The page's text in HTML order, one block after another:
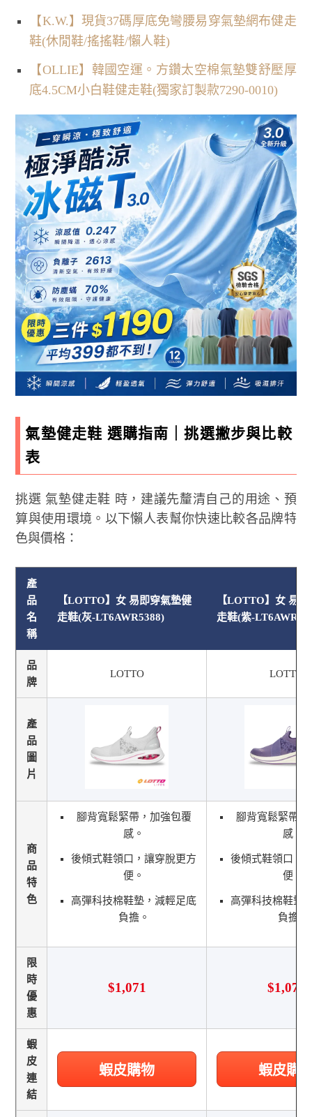
【K.W.】現貨37碼厚底免彎腰易穿氣墊網布健走
鞋(休閒鞋/搖搖鞋/懶人鞋)
【OLLIE】韓國空運。方鑽太空棉氣墊雙舒壓厚
底4.5CM小白鞋健走鞋(獨家訂製款7290-0010)
氣墊健走鞋 選購指南｜挑選撇步與比較
表
挑選 氣墊健走鞋 時，建議先釐清自己的用途、預
算與使用環境。以下懶人表幫你快速比較各品牌特
色與價格：
產
品
名
稱
【LOTTO】女 易即穿氣墊健
走鞋(灰-LT6AWR5388)
【LOTTO】女 易
走鞋(紫-
品
牌
LOTTO LOTTO
產
品
圖
片
商
品
特
色
腳背寬鬆緊帶，加強包覆
感。
後傾式鞋領口，讓穿脫更方
便。
高彈科技棉鞋墊，減輕足底
負擔。
腳背寬鬆緊帶，
感。
後傾式鞋領口，
便。
高彈科技棉鞋墊
負擔。
限
時
優
惠
$1,071 $1,071
蝦
皮
連
結
蝦皮購物 蝦皮購